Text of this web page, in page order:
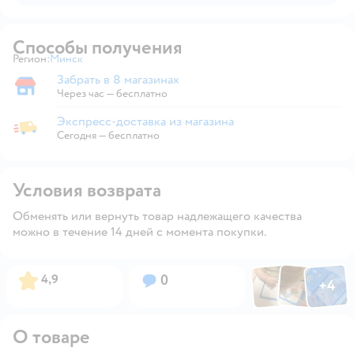
Способы получения
Регион: Выбор адреса доставки.
Минск
Забрать в магазине
Забрать в 8 магазинах
Через час — бесплатно
Экспресс-доставка из магазина
Экспресс-доставка из магазина
Сегодня—бесплатно
Условия возврата
Обменять или вернуть товар надлежащего качества
можно в течение 14 дней с момента покупки.
Рейтинг:
4,9 Вопросов:
0 ФотоФотоФото
+4
Открыть
О товаре